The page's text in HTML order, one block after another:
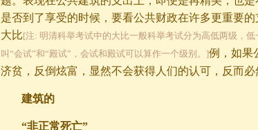
是否到了享受的时候，要看公共财政在许多更重要
大比[注: 明清科举考试中的大比一般科举考试分为高低两级，低
叫“会试”和“殿试”，会试和殿试可以算作一个级别。]例，如果
济贫，反倒炫富，显然不会获得人们的认可，反而必
建筑的
“非正常死亡”